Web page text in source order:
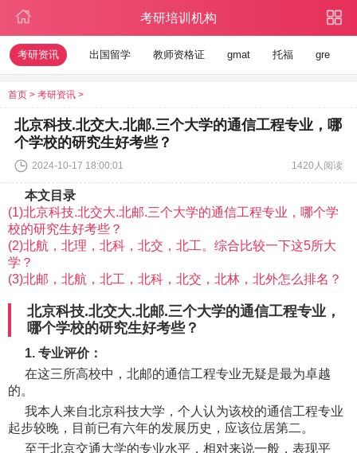
考研培训机构
考研资讯 出国留学 教师资格证 gmat 托福 gre
首页 > 考研资讯 >
北京科技.北交大.北邮.三个大学的通信工程专业，哪
个学校的研究生好考些？
2024-10-17 18:00:01 1420人阅读
本文目录
(1)北京科技.北交大.北邮.三个大学的通信工程专业，哪个学
校的研究生好考些？
(2)北航，北理，北科，北交，北工。综合比较一下这5所大
学？
(3)北邮，北航，北工，北科，北交，北林，北外怎么排名？
北京科技.北交大.北邮.三个大学的通信工程专业，
哪个学校的研究生好考些？
1. 专业评价：
在这三所高校中，北邮的通信工程专业无疑是最为卓越
的。
我本人来自北京科技大学，个人认为该校的通信工程专业
起步较晚，目前已有六年的发展历史，应该位居第二。
至于北京交通大学的专业水平，相对来说一般，表现平